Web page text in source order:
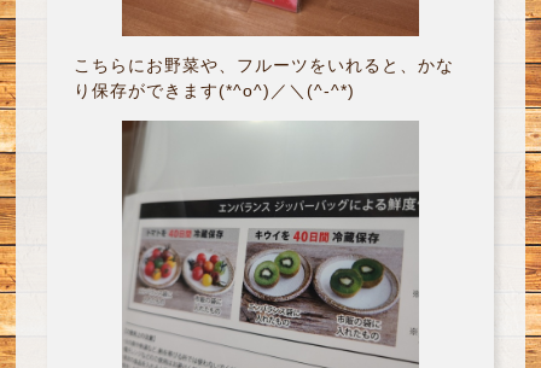
こちらにお野菜や、フルーツをいれると、かな
り保存ができます(*^o^)／＼(^-^*)